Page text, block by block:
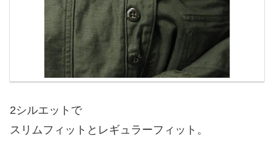
2シルエットで
スリムフィットとレギュラーフィット。